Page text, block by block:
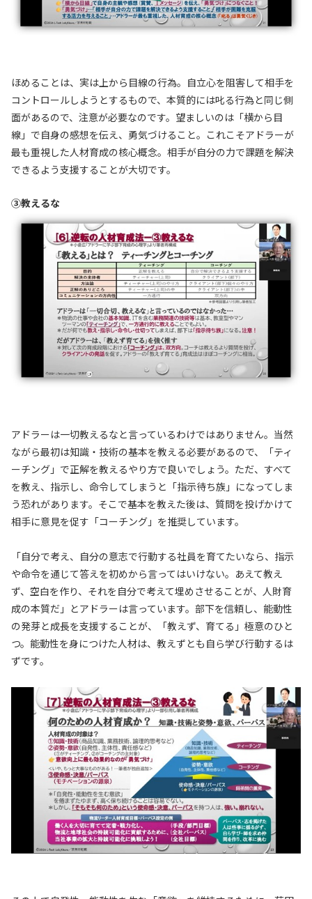
ほめることは、実は上から目線の行為。自立心を阻害して相手を
コントロールしようとするもので、本質的には叱る行為と同じ側
面があるので、注意が必要なのです。望ましいのは「横から目
線」で自身の感想を伝え、勇気づけること。これこそアドラーが
最も重視した人材育成の核心概念。相手が自分の力で課題を解決
できるよう支援することが大切です。
③教えるな
アドラーは一切教えるなと言っているわけではありません。当然
ながら最初は知識・技術の基本を教える必要があるので、「ティ
ーチング」で正解を教えるやり方で良いでしょう。ただ、すべて
を教え、指示し、命令してしまうと「指示待ち族」になってしま
う恐れがあります。そこで基本を教えた後は、質問を投げかけて
相手に意見を促す「コーチング」を推奨しています。
「自分で考え、自分の意志で行動する社員を育てたいなら、指示
や命令を通じて答えを初めから言ってはいけない。あえて教え
ず、空白を作り、それを自分で考えて埋めさせることが、人財育
成の本質だ」とアドラーは言っています。部下を信頼し、能動性
の発芽と成長を支援することが、「教えず、育てる」極意のひと
つ。能動性を身につけた人材は、教えずとも自ら学び行動するは
ずです。